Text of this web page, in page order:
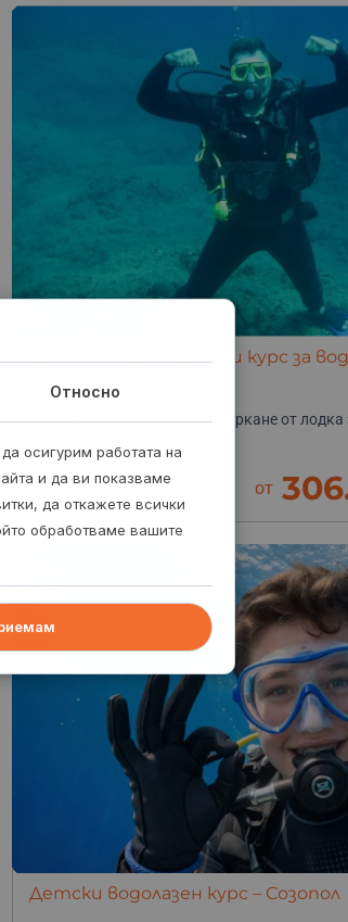
Гмуркане от лодка или курс за
Курс със сертификат или гмуркане от
с. Шкорпиловци, обл.
Варна
от
Детски водолазен курс – Созопол
Относно
осигурим работата на
и да ви показваме
да откажете всички
обработваме вашите